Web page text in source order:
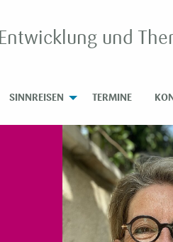
und
SINNREISEN TERMINE